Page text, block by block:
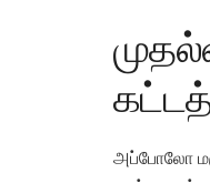
அப்போலோ